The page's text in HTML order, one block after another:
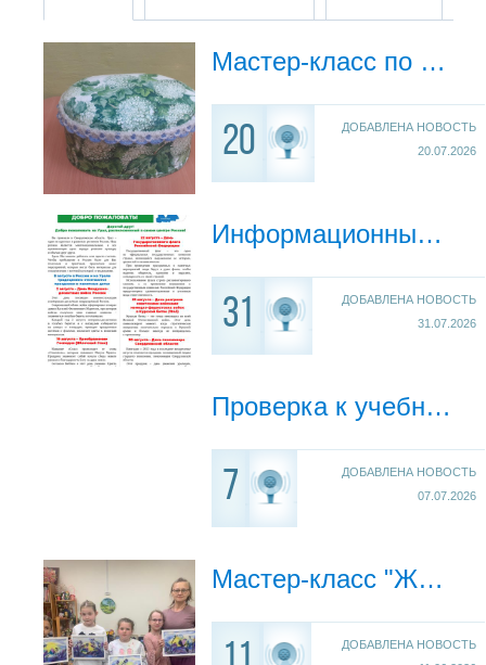
Мастер-класс по прикладному творчеству "Декорирование деревянной шкатулочки"
20
ДОБАВЛЕНА НОВОСТЬ
20.07.2026
Информационный бюллетень на август 2026г.
31
ДОБАВЛЕНА НОВОСТЬ
31.07.2026
Проверка к учебному году 2026-2027 уч.году
7
ДОБАВЛЕНА НОВОСТЬ
07.07.2026
Мастер-класс "Живопись шерстью"
ДОБАВЛЕНА НОВОСТЬ